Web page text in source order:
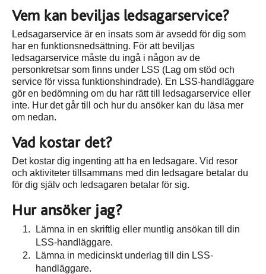
Vem kan beviljas ledsagarservice?
Ledsagarservice är en insats som är avsedd för dig som
har en funktionsnedsättning. För att beviljas
ledsagarservice måste du ingå i någon av de
personkretsar som finns under LSS (Lag om stöd och
service för vissa funktionshindrade). En LSS-handläggare
gör en bedömning om du har rätt till ledsagarservice eller
inte. Hur det går till och hur du ansöker kan du läsa mer
om nedan.
Vad kostar det?
Det kostar dig ingenting att ha en ledsagare. Vid resor
och aktiviteter tillsammans med din ledsagare betalar du
för dig själv och ledsagaren betalar för sig.
Hur ansöker jag?
Lämna in en skriftlig eller muntlig ansökan till din
LSS-handläggare.
Lämna in medicinskt underlag till din LSS-
handläggare.